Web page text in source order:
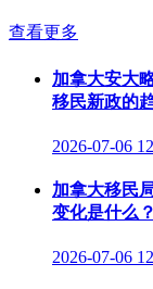
查看更多
加拿大安大
移民新政的
2026-07-06
加拿大移民
变化是什么？
2026-07-06